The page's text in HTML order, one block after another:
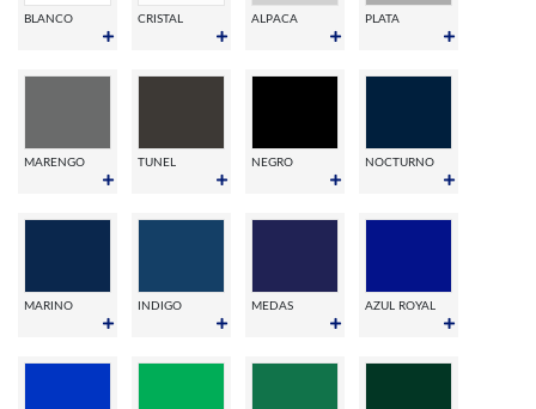
BLANCO CRISTAL ALPACA PLATA
MARENGO TUNEL NEGRO NOCTURNO
MARINO INDIGO MEDAS AZUL ROYAL